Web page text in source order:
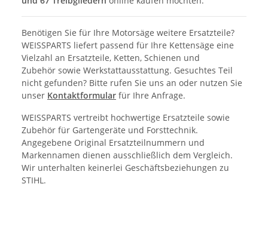
Benötigen Sie für Ihre Motorsäge weitere Ersatzteile?
WEISSPARTS liefert passend für Ihre Kettensäge eine
Vielzahl an Ersatzteile, Ketten, Schienen und
Zubehör sowie Werkstattausstattung. Gesuchtes Teil
nicht gefunden? Bitte rufen Sie uns an oder nutzen Sie
unser Kontaktformular für Ihre Anfrage.
WEISSPARTS vertreibt hochwertige Ersatzteile sowie
Zubehör für Gartengeräte und Forsttechnik.
Angegebene Original Ersatzteilnummern und
Markennamen dienen ausschließlich dem Vergleich.
Wir unterhalten keinerlei Geschäftsbeziehungen zu
STIHL.